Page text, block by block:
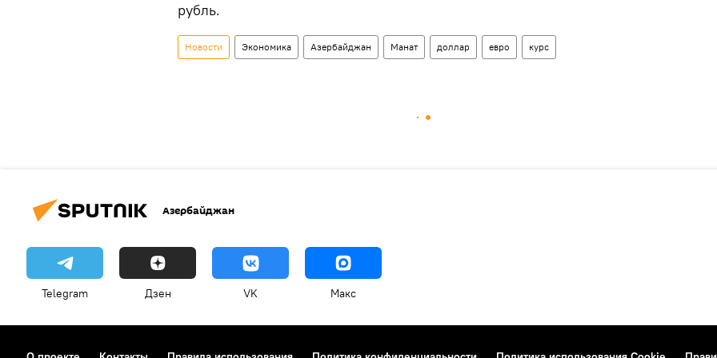
рубль.
Новости Экономика Азербайджан Манат доллар евро курс
Азербайджан
Telegram Дзен VK Макс